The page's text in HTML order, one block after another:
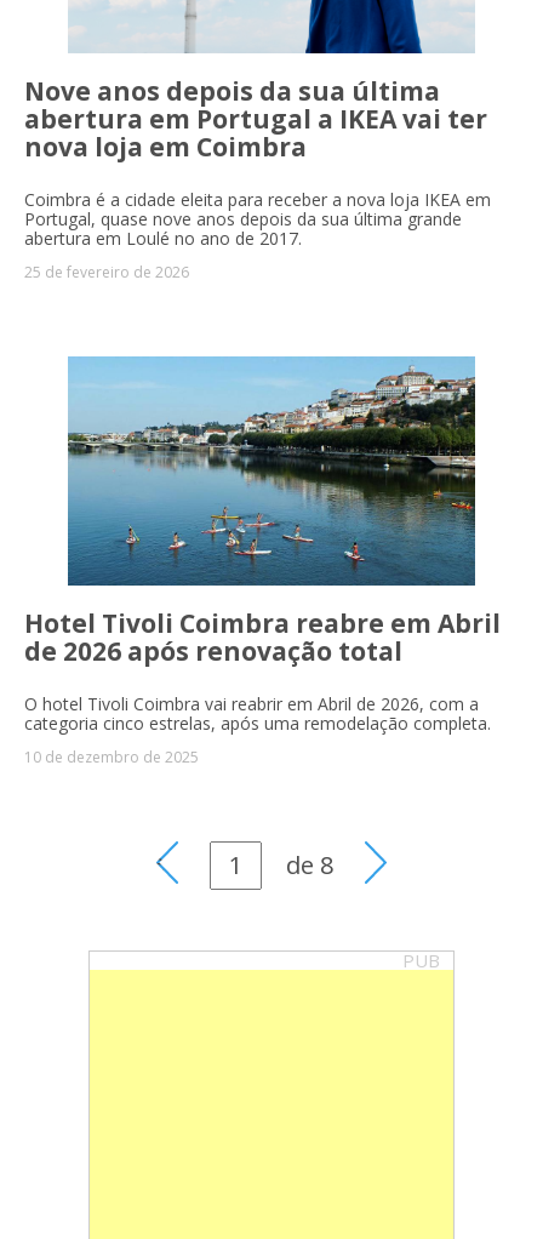
Nove anos depois da sua última
abertura em Portugal a IKEA vai ter
nova loja em Coimbra
Coimbra é a cidade eleita para receber a nova loja IKEA em
Portugal, quase nove anos depois da sua última grande
abertura em Loulé no ano de 2017.
25 de fevereiro de 2026
Hotel Tivoli Coimbra reabre em Abril
de 2026 após renovação total
O hotel Tivoli Coimbra vai reabrir em Abril de 2026, com a
categoria cinco estrelas, após uma remodelação completa.
10 de dezembro de 2025
de 8
PUB